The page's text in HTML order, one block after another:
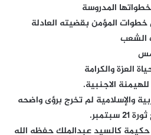
المؤمن بقضيته العادلة
الشعب
العزة والكرامة
الاجنبية.
والإسلامية لم تخرج برؤى واضحه
كالسيد عبدالملك حفظه الله